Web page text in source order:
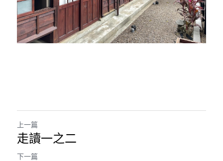
上一篇
走讀一之二
下一篇